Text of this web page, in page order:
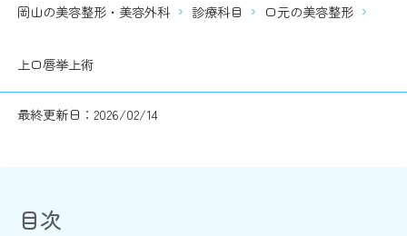
岡山の美容整形・美容外科 診療科目 口元の美容整形
上口唇挙上術
最終更新日：2026/02/14
目次